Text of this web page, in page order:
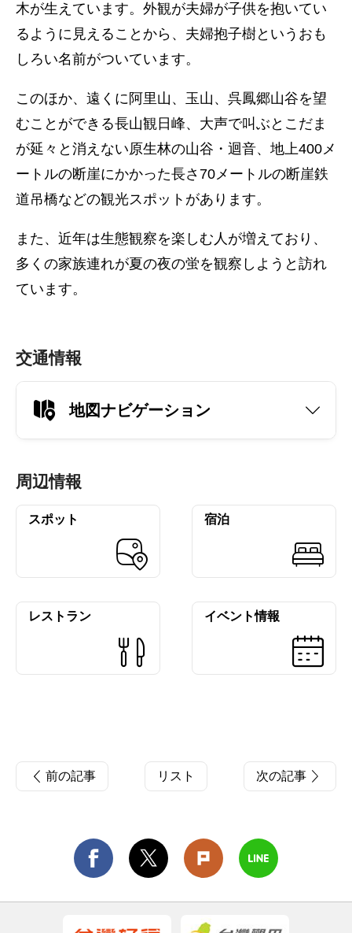
木が生えています。外観が夫婦が子供を抱いてい
るように見えることから、夫婦抱子樹というおも
しろい名前がついています。
このほか、遠くに阿里山、玉山、呉鳳郷山谷を望
むことができる長山観日峰、大声で叫ぶとこだま
が延々と消えない原生林の山谷・迴音、地上400メ
ートルの断崖にかかった長さ70メートルの断崖鉄
道吊橋などの観光スポットがあります。
また、近年は生態観察を楽しむ人が増えており、
多くの家族連れが夏の夜の蛍を観察しようと訪れ
ています。
交通情報
地図ナビゲーション
周辺情報
スポット 宿泊
レストラン イベント情報
前の記事 リスト 次の記事